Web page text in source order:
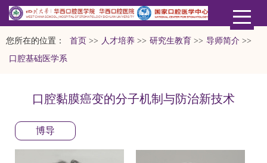
您所在的位置： 首页 >> 人才培养 >> 研究生教育 >> 导师简介 >>
口腔基础医学系
口腔黏膜癌变的分子机制与防治新技术
博导